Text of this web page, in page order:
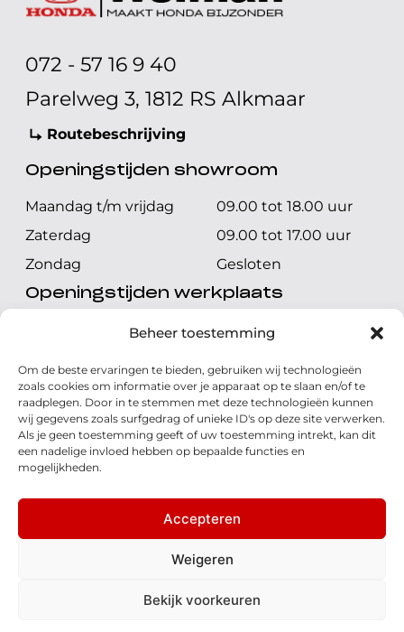
Beheer toestemming
Om de beste ervaringen te bieden, gebruiken wij technologieën
zoals cookies om informatie over je apparaat op te slaan en/of te
raadplegen. Door in te stemmen met deze technologieën kunnen
wij gegevens zoals surfgedrag of unieke ID's op deze site verwerken.
Als je geen toestemming geeft of uw toestemming intrekt, kan dit
een nadelige invloed hebben op bepaalde functies en
mogelijkheden.
Accepteren
Weigeren
Bekijk voorkeuren
072 - 57 16 9 40
Parelweg 3, 1812 RS Alkmaar
Routebeschrijving
Openingstijden showroom
Maandag t/m vrijdag
09.00 tot 18.00 uur
Zaterdag
09.00 tot 17.00 uur
Zondag
Gesloten
Openingstijden werkplaats
Maandag t/m vrijdag
08.00 tot 17.00 uur
Zondag
Gesloten
Volg ons
© 2026 - Honda Welman
Algemene voorwaarden